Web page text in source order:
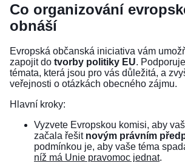
Co organizování
obnáší
Evropská občanská iniciativa vám
zapojit do tvorby politiky EU.
témata, která jsou pro vás důležitá, a
veřejnosti o otázkách obecného zájmu.
Hlavní kroky:
Vyzvete Evropskou komisi, aby
začala řešit novým právním
podmínkou je, aby vaše téma
níž má Unie pravomoc jednat.